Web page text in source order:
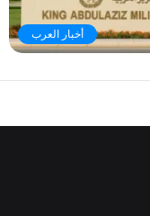
أخبار العرب